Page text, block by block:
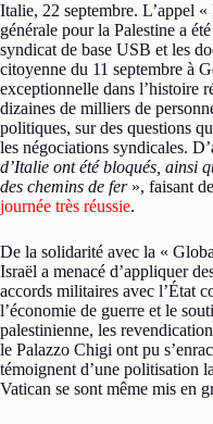
Italie, 22 septembre. L’appel
générale pour la Palestine a
syndicat de base USB et les
citoyenne du 11 septembre à
exceptionnelle dans l’histoire
dizaines de milliers de
politiques, sur des questions
les négociations syndicales.
d’Italie ont été bloqués, ainsi
des chemins de fer», faisant de
journée très réussie.
De la solidarité avec la «
Israël a menacé d’appliquer
accords militaires avec l’État
l’économie de guerre et le
palestinienne, les
le Palazzo Chigi ont pu
témoignent d’une politisation
Vatican se sont même mis en